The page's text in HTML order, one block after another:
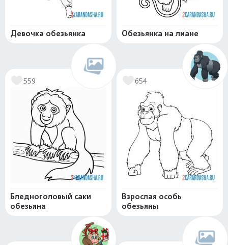
Девочка обезьянка Обезьянка на лиане
559
Бледноголовый саки
обезьяна
654
Взрослая особь
обезьяны